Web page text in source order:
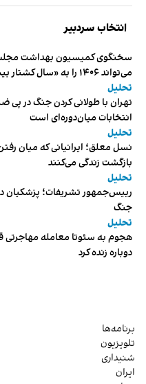
انتخاب سردبیر
سخنگوی کمیسیون بهداشت
می‌تواند ۱۴۰۶ را به «سال کشتار بیماران» تبدیل کند
تحلیل
تهران با طولانی کردن جنگ در پی
انتخابات میان‌دوره‌ای است
تحلیل
نسل معلق؛ ایرانیانی که میان
بازگشت زندگی می‌کنند
تحلیل
رییس‌جمهور تشریفات؛ پزشکیان
جنگ
تحلیل
هجوم به سئوتا معامله مهاجرتی
دوباره زنده کرد
برنامه‌ها
تلویزیون
شنیداری
ایران